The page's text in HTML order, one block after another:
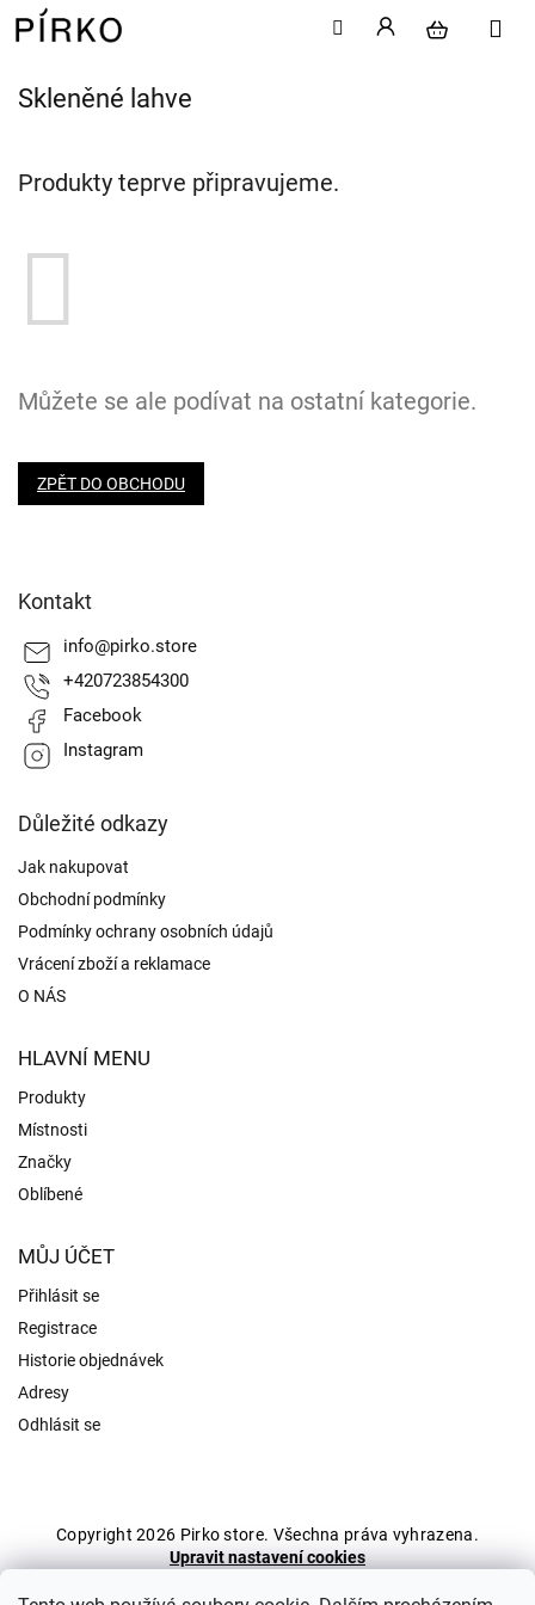
PřejítSkleněné lahve
Produkty teprve připravujeme.
Můžete se ale podívat na ostatní kategorie.
ZPĚT DO OBCHODU
Kontakt
info@pirko.store
+420723854300
Facebook
Instagram
Důležité odkazy
Jak nakupovat
Obchodní podmínky
Podmínky ochrany osobních údajů
Vrácení zboží a reklamace
O NÁS
HLAVNÍ MENU
Produkty
Místnosti
Značky
Oblíbené
MŮJ ÚČET
Přihlásit se
Registrace
Historie objednávek
Adresy
Odhlásit se
Copyright 2026 Pirko store. Všechna práva vyhrazena.
Upravit nastavení cookies